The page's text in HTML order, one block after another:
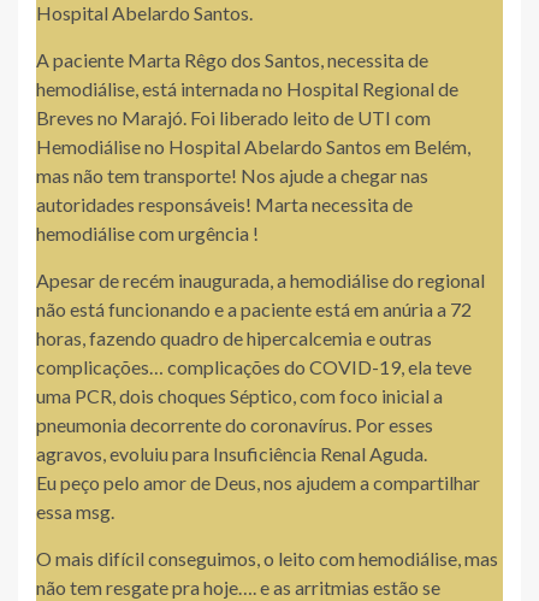
Hospital Abelardo Santos.
A paciente Marta Rêgo dos Santos, necessita de
hemodiálise, está internada no Hospital Regional de
Breves no Marajó. Foi liberado leito de UTI com
Hemodiálise no Hospital Abelardo Santos em Belém,
mas não tem transporte! Nos ajude a chegar nas
autoridades responsáveis! Marta necessita de
hemodiálise com urgência !
Apesar de recém inaugurada, a hemodiálise do regional
não está funcionando e a paciente está em anúria a 72
horas, fazendo quadro de hipercalcemia e outras
complicações… complicações do COVID-19, ela teve
uma PCR, dois choques Séptico, com foco inicial a
pneumonia decorrente do coronavírus. Por esses
agravos, evoluiu para Insuficiência Renal Aguda.
Eu peço pelo amor de Deus, nos ajudem a compartilhar
essa msg.
O mais difícil conseguimos, o leito com hemodiálise, mas
não tem resgate pra hoje…. e as arritmias estão se